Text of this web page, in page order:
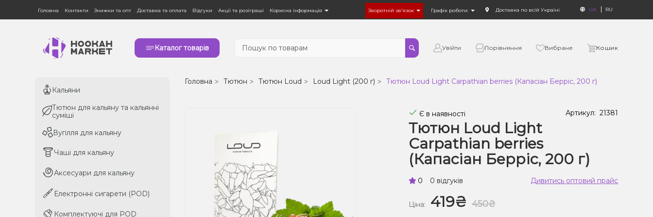
Головна Контакти Знижки та опт Доставка та оплата Відгуки Акції та розіграші Корисна інформація Зворотній зв'язок Графік роботи: Доставка по всій Україні UA RU
Каталог товарів Увійти Порівняння Вибране Кошик
Кальяни
Тютюн для кальяну та кальянні
суміші
Вугілля для кальяну
Чаші для кальяну
Аксесуари для кальяну
Електронні сигарети (POD)
Комплектуючі для POD
Кальяни
Тютюн для кальяну та кальянні
суміші
Вугілля для кальяну
Чаші для кальяну
Аксесуари для кальяну
Електронні сигарети (POD)
Комплектуючі для POD
Головна Тютюн Тютюн Loud Loud Light (200 г) Тютюн Loud Light Carpathian berries (Капасіан Берріс, 200 г)
Є в наявності Артикул: 21381
Тютюн Loud Light
Carpathian berries
(Капасіан Берріс, 200 г)
0 0 відгуків Дивитись оптовий прайс
Ціна: 419₴ 450₴